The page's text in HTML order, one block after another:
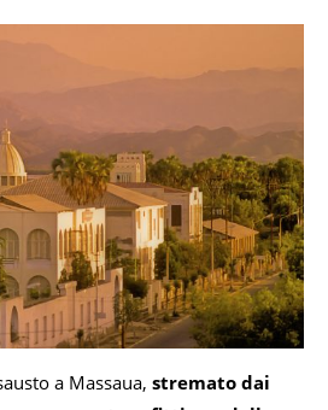
a Massaua, stremato dai